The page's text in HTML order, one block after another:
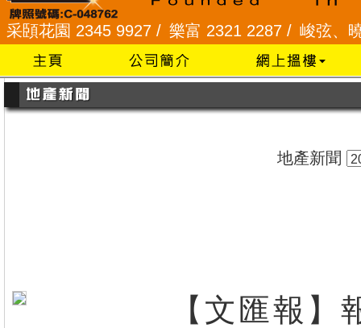
園 2345 9927 /樂富 2321 2287 /峻弦、曉暉
地產新聞
【文匯報